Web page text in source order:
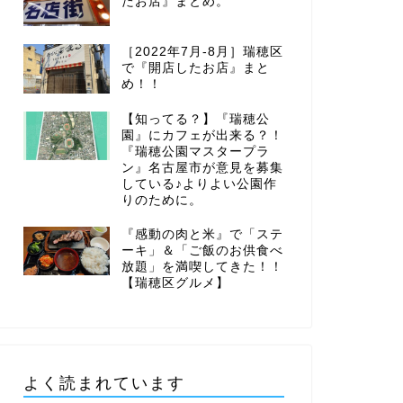
［2022年7月-8月］瑞穂区
で『開店したお店』まと
め！！
【知ってる？】『瑞穂公
園』にカフェが出来る？！
『瑞穂公園マスタープラ
ン』名古屋市が意見を募集
している♪よりよい公園作
りのために。
『感動の肉と米』で「ステ
ーキ」＆「ご飯のお供食べ
放題」を満喫してきた！！
【瑞穂区グルメ】
よく読まれています